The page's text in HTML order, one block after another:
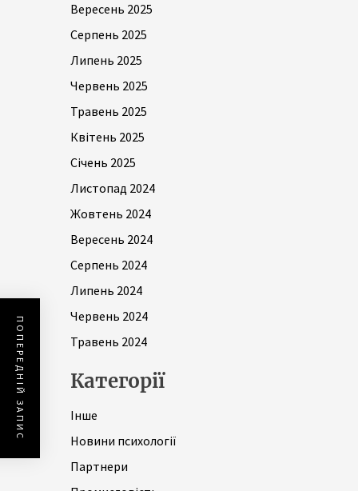
ПОПЕРЕДНІЙ ЗАПИС
Вересень 2025
Серпень 2025
Липень 2025
Червень 2025
Травень 2025
Квітень 2025
Січень 2025
Листопад 2024
Жовтень 2024
Вересень 2024
Серпень 2024
Липень 2024
Червень 2024
Травень 2024
Категорії
Інше
Новини психології
Партнери